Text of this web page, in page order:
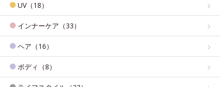
UV（18）
インナーケア（33）
ヘア（16）
ボディ（8）